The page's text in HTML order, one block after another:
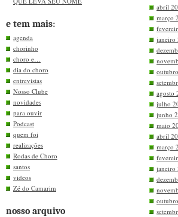
e tem mais:
agenda
chorinho
choro e…
dia do choro
entrevistas
Nosso Clube
novidades
para ouvir
Podcast
quem foi
realizações
Rodas de Choro
santos
videos
Zé do Camarim
nosso arquivo
abril
março
janeiro
agosto
julho
junho
maio
abril
março
janeiro